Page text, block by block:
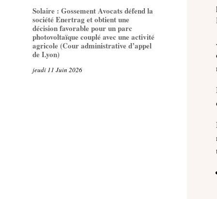
Solaire : Gossement Avocats défend la
société Enertrag et obtient une
décision favorable pour un parc
photovoltaïque couplé avec une activité
agricole (Cour administrative d’appel
de Lyon)
jeudi 11 Juin 2026